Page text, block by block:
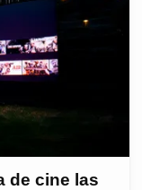
de cine las